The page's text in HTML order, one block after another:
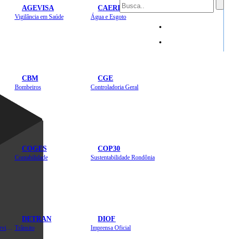
AGEVISA
Vigilância em Saúde
CAERD
Água e Esgoto
CBM
Bombeiros
CGE
Controladoria Geral
COGES
Contabilidade
COP30
Sustentabilidade Rondônia
DETRAN
Trânsito
DIOF
Imprensa Oficial
Mapa do Site